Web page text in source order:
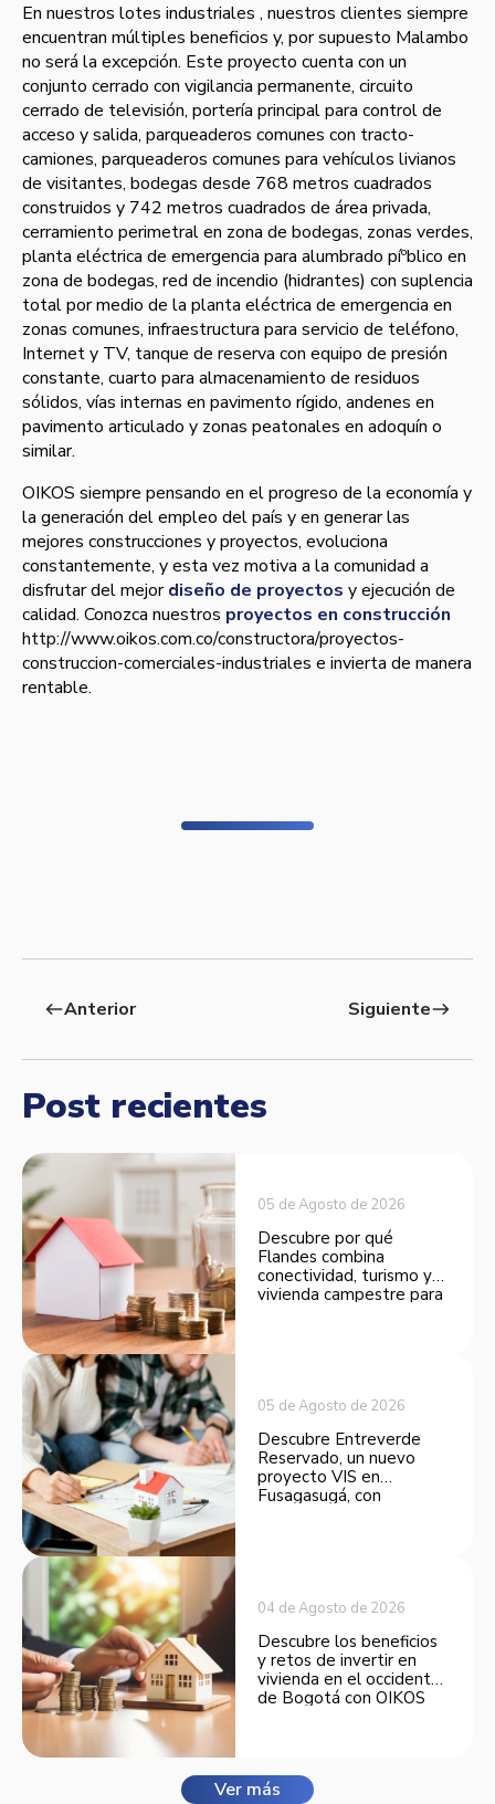
En nuestros lotes industriales , nuestros clientes siempre
encuentran múltiples beneficios y, por supuesto Malambo
no será la excepción. Este proyecto cuenta con un
conjunto cerrado con vigilancia permanente, circuito
cerrado de televisión, porterí­a principal para control de
acceso y salida, parqueaderos comunes con tracto-
camiones, parqueaderos comunes para vehí­culos livianos
de visitantes, bodegas desde 768 metros cuadrados
construidos y 742 metros cuadrados de área privada,
cerramiento perimetral en zona de bodegas, zonas verdes,
planta eléctrica de emergencia para alumbrado píºblico en
zona de bodegas, red de incendio (hidrantes) con suplencia
total por medio de la planta eléctrica de emergencia en
zonas comunes, infraestructura para servicio de teléfono,
Internet y TV, tanque de reserva con equipo de presión
constante, cuarto para almacenamiento de residuos
sólidos, ví­as internas en pavimento rí­gido, andenes en
pavimento articulado y zonas peatonales en adoquí­n o
similar.
OIKOS siempre pensando en el progreso de la economí­a y
la generación del empleo del paí­s y en generar las
mejores construcciones y proyectos, evoluciona
constantemente, y esta vez motiva a la comunidad a
disfrutar del mejordiseño de proyectos y ejecución de
calidad. Conozca nuestros proyectos en construcción
http://www.oikos.com.co/constructora/proyectos-
construccion-comerciales-industriales e invierta de manera
rentable.
westAnterior Siguienteeast
Post recientes
05 de Agosto de 2026
Descubre por qué
Flandes combina
conectividad, turismo y
vivienda campestre para
05 de Agosto de 2026
Descubre Entreverde
Reservado, un nuevo
proyecto VIS en
Fusagasugá, con
04 de Agosto de 2026
Descubre los beneficios
y retos de invertir en
vivienda en el occidente
de Bogotá con OIKOS
Ver más